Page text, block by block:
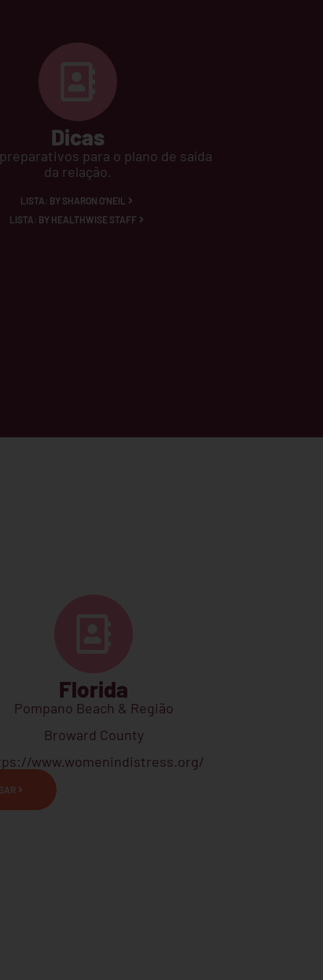
Dicas
preparativos para o plano de saída
da relação.
LISTA: BY SHARON O'NEIL
LISTA: BY HEALTHWISE STAFF
Florida
Pompano Beach & Região
Broward County
www.womenindistress.org/